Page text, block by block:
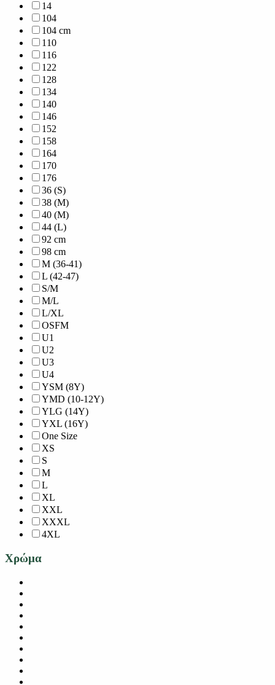
14
104
104 cm
110
116
122
128
134
140
146
152
158
164
170
176
36 (S)
38 (M)
40 (M)
44 (L)
92 cm
98 cm
M (36-41)
L (42-47)
S/M
M/L
L/XL
OSFM
U1
U2
U3
U4
YSM (8Y)
YMD (10-12Y)
YLG (14Y)
YXL (16Y)
One Size
XS
S
M
L
XL
XXL
XXXL
4XL
Χρώμα